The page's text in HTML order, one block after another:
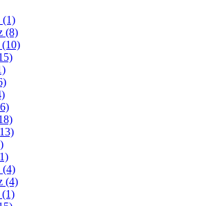
(1)
(8)
(10)
(4)
(4)
(1)